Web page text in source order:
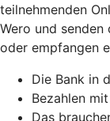
teilnehmenden
Wero und
oder empfangen
Die Bank in
Bezahlen
Das